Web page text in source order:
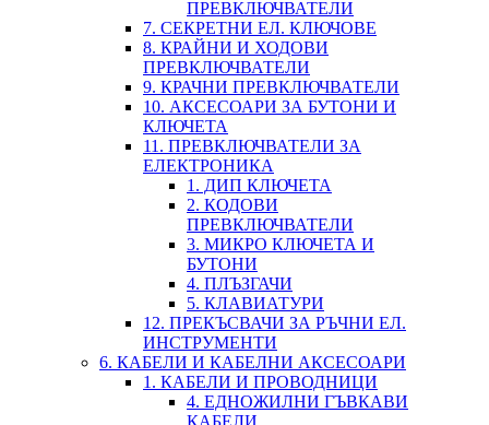
ПРЕВКЛЮЧВАТЕЛИ
7. СЕКРЕТНИ ЕЛ. КЛЮЧОВЕ
8. КРАЙНИ И ХОДОВИ
ПРЕВКЛЮЧВАТЕЛИ
9. КРАЧНИ ПРЕВКЛЮЧВАТЕЛИ
10. АКСЕСОАРИ ЗА БУТОНИ И
КЛЮЧЕТА
11. ПРЕВКЛЮЧВАТЕЛИ ЗА
ЕЛЕКТРОНИКА
1. ДИП КЛЮЧЕТА
2. КОДОВИ
ПРЕВКЛЮЧВАТЕЛИ
3. МИКРО КЛЮЧЕТА И
БУТОНИ
4. ПЛЪЗГАЧИ
5. КЛАВИАТУРИ
12. ПРЕКЪСВАЧИ ЗА РЪЧНИ ЕЛ.
ИНСТРУМЕНТИ
6. КАБЕЛИ И КАБЕЛНИ АКСЕСОАРИ
1. КАБЕЛИ И ПРОВОДНИЦИ
4. ЕДНОЖИЛНИ ГЪВКАВИ
КАБЕЛИ